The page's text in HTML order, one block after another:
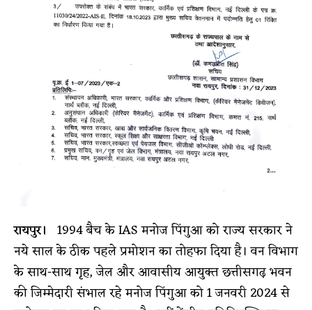
रायपुर। 1994 बैच के IAS मनोज पिंगुआ को राज्य सरकार ने
नये साल के ठीक पहले प्रमोशन का तोहफा दिया है। वन विभाग
के साथ-साथ गृह, जेल और आवासीय आयुक्त छत्तीसगढ़ भवन
की जिम्मेदारी संभाल रहे मनोज पिंगुआ को 1 जनवरी 2024 से